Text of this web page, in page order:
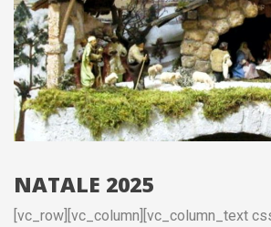
NATALE 2025
[vc_row][vc_column][vc_column_text